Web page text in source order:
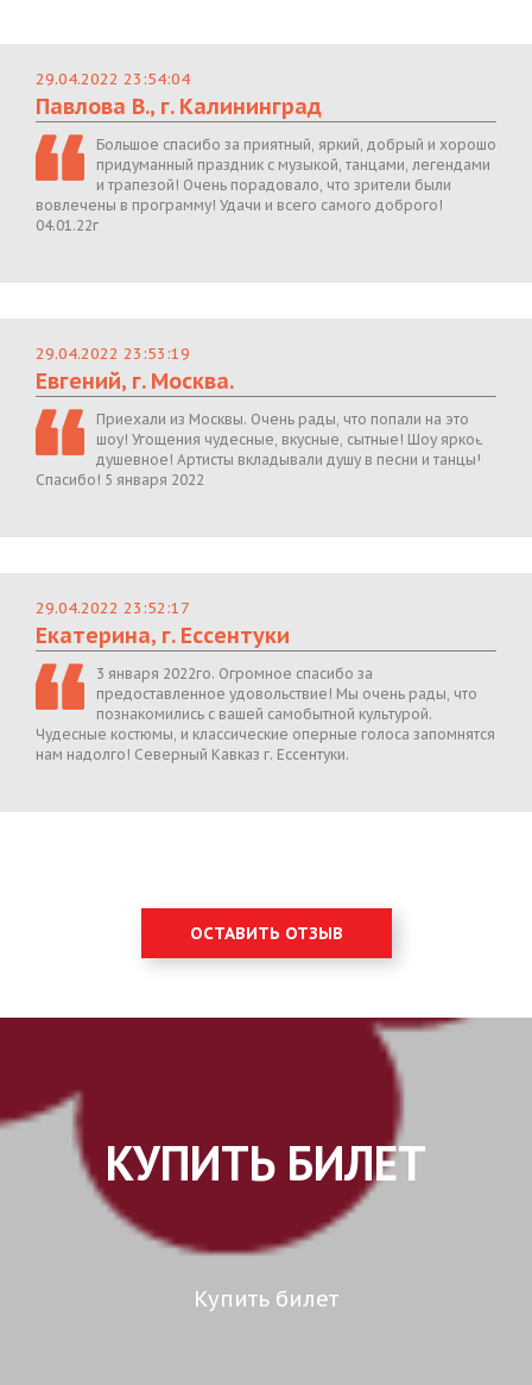
29.04.2022 23:54:04
Павлова В., г. Калининград
Большое спасибо за приятный, яркий, добрый и хорошо
придуманный праздник с музыкой, танцами, легендами
и трапезой! Очень порадовало, что зрители были
вовлечены в программу! Удачи и всего самого доброго!
04.01.22г
29.04.2022 23:53:19
Евгений, г. Москва.
Приехали из Москвы. Очень рады, что попали на это
шоу! Угощения чудесные, вкусные, сытные! Шоу яркое,
душевное! Артисты вкладывали душу в песни и танцы!
Спасибо! 5 января 2022
29.04.2022 23:52:17
Екатерина, г. Ессентуки
3 января 2022го. Огромное спасибо за
предоставленное удовольствие! Мы очень рады, что
познакомились с вашей самобытной культурой.
Чудесные костюмы, и классические оперные голоса запомнятся
нам надолго! Северный Кавказ г. Ессентуки.
ОСТАВИТЬ ОТЗЫВ
КУПИТЬ БИЛЕТ
Купить билет